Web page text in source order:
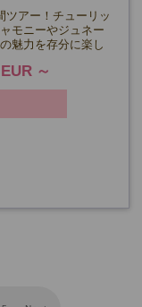
ツアー！チューリッ
モニーやジュネー
魅力を存分に楽し